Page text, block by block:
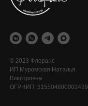
© 2023 Флоранс
ИП Муромская Наталья
Викторовна
ОГРНИП: 315504800002439